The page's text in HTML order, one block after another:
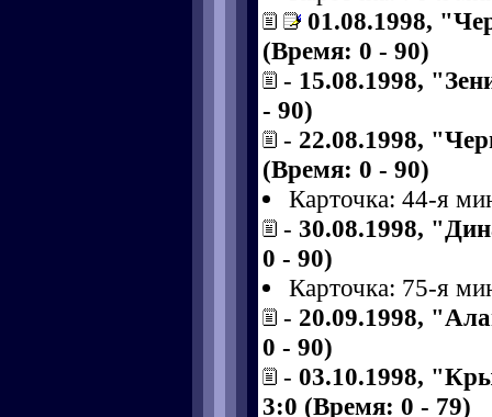
01.08.1998,
(Время: 0 - 90)
- 15.08.1998,
- 90)
- 22.08.1998,
(Время: 0 - 90)
Карточка: 44-я
- 30.08.1998,
0 - 90)
Карточка: 75-я
- 20.09.1998,
0 - 90)
- 03.10.1998,
3:0 (Время: 0 - 79)